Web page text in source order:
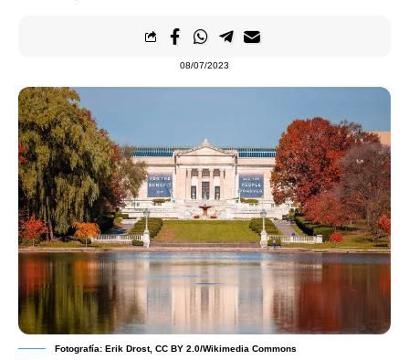
08/07/2023
Fotografía: Erik Drost, CC BY 2.0/Wikimedia Commons